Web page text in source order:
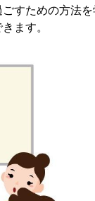
すための方法を
ます。